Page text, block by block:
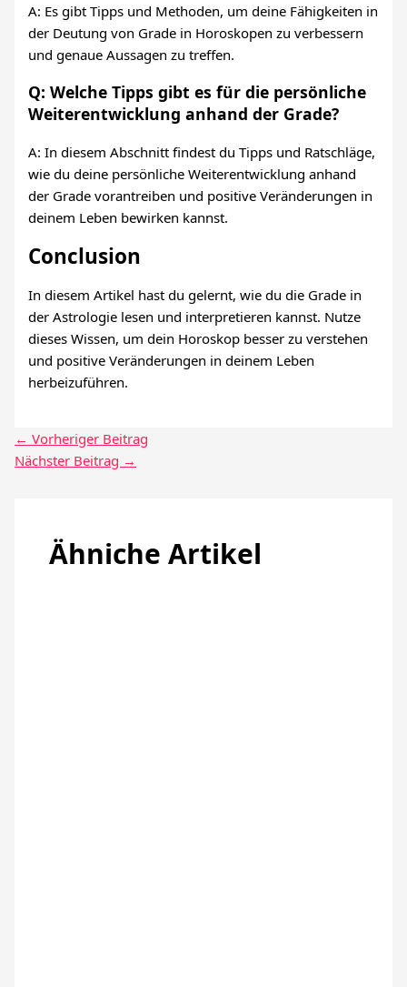
A: Es gibt Tipps und Methoden, um deine Fähigkeiten in
der Deutung von Grade in Horoskopen zu verbessern
und genaue Aussagen zu treffen.
Q: Welche Tipps gibt es für die persönliche
Weiterentwicklung anhand der Grade?
A: In diesem Abschnitt findest du Tipps und Ratschläge,
wie du deine persönliche Weiterentwicklung anhand
der Grade vorantreiben und positive Veränderungen in
deinem Leben bewirken kannst.
Conclusion
In diesem Artikel hast du gelernt, wie du die Grade in
der Astrologie lesen und interpretieren kannst. Nutze
dieses Wissen, um dein Horoskop besser zu verstehen
und positive Veränderungen in deinem Leben
herbeizuführen.
← Vorheriger Beitrag
Nächster Beitrag →
Ähniche Artikel